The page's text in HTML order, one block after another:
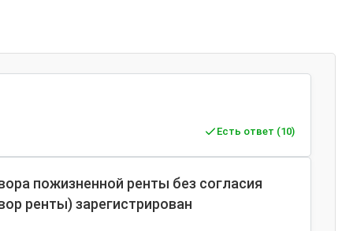
Есть ответ (10)
пожизненной ренты без согласия
ренты) зарегистрирован